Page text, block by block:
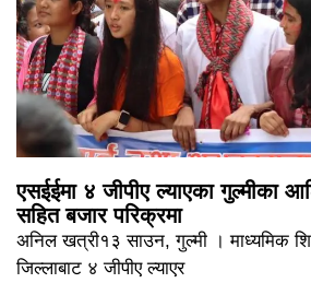
एसईईमा ४ जीपीए ल्याएका गुल्मीका
सहित बजार परिक्रमा
अनिल खत्री१३ साउन, गुल्मी । माध्यमिक
जिल्लाबाट ४ जीपीए ल्याएर